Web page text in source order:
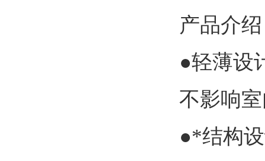
产品介绍
●轻薄设
不影响
●*结构